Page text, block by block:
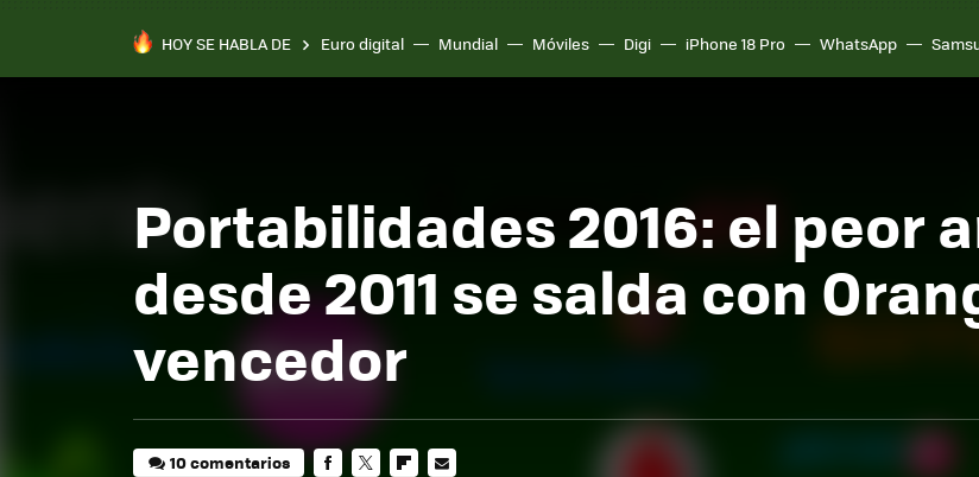
HOY SE HABLA DE Euro digital Mundial Móviles Digi iPhone 18 Pro WhatsApp
Portabilidades 2016: el peor
desde 2011 se salda con
vencedor
10 comentarios